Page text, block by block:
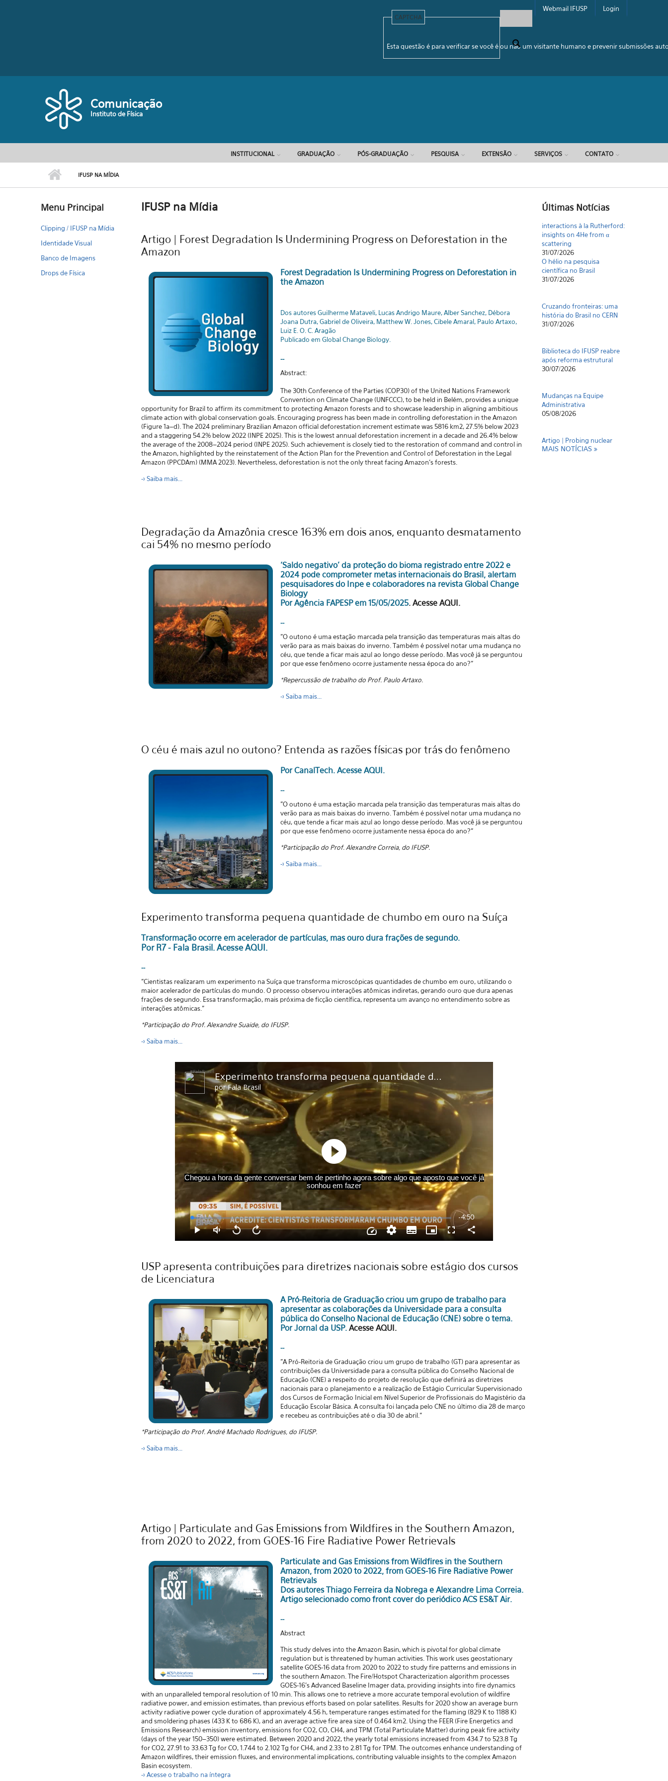
Formulário de busca
CAPTCHA
Esta questão é para verificar se você é ou não um visitante humano e prevenir submissões
Webmail IFUSP Login
Comunicação
Instituto de Física
INSTITUCIONAL GRADUAÇÃO PÓS-GRADUAÇÃO PESQUISA EXTENSÃO SERVIÇOS CONTATO
IFUSP NA MÍDIA
Menu Principal
Clipping / IFUSP na Mídia
Identidade Visual
Banco de Imagens
Drops de Física
IFUSP na Mídia
Artigo | Forest Degradation Is Undermining Progress on Deforestation in the
Amazon
Forest Degradation Is Undermining Progress on Deforestation in
the Amazon
Dos autores Guilherme Mataveli, Lucas Andrigo Maure, Alber Sanchez, Débora
Joana Dutra, Gabriel de Oliveira, Matthew W. Jones, Cibele Amaral, Paulo Artaxo,
Luiz E. O. C. Aragão
Publicado em Global Change Biology.
--
Abstract:
The 30th Conference of the Parties (COP30) of the United Nations Framework
Convention on Climate Change (UNFCCC), to be held in Belém, provides a unique
opportunity for Brazil to affirm its commitment to protecting Amazon forests and to showcase leadership in aligning ambitious
climate action with global conservation goals. Encouraging progress has been made in controlling deforestation in the Amazon
(Figure 1a–d). The 2024 preliminary Brazilian Amazon official deforestation increment estimate was 5816 km2, 27.5% below 2023
and a staggering 54.2% below 2022 (INPE 2025). This is the lowest annual deforestation increment in a decade and 26.4% below
the average of the 2008–2024 period (INPE 2025). Such achievement is closely tied to the restoration of command and control in
the Amazon, highlighted by the reinstatement of the Action Plan for the Prevention and Control of Deforestation in the Legal
Amazon (PPCDAm) (MMA 2023). Nevertheless, deforestation is not the only threat facing Amazon's forests.
-> Saiba mais...
Degradação da Amazônia cresce 163% em dois anos, enquanto desmatamento
cai 54% no mesmo período
‘Saldo negativo’ da proteção do bioma registrado entre 2022 e
2024 pode comprometer metas internacionais do Brasil, alertam
pesquisadores do Inpe e colaboradores na revista Global Change
Biology
Por Agência FAPESP em 15/05/2025. Acesse AQUI.
--
"O outono é uma estação marcada pela transição das temperaturas mais altas do
verão para as mais baixas do inverno. Também é possível notar uma mudança no
céu, que tende a ficar mais azul ao longo desse período. Mas você já se perguntou
por que esse fenômeno ocorre justamente nessa época do ano?"
*Repercussão de trabalho do Prof. Paulo Artaxo.
-> Saiba mais...
O céu é mais azul no outono? Entenda as razões físicas por trás do fenômeno
Por CanalTech. Acesse AQUI.
--
"O outono é uma estação marcada pela transição das temperaturas mais altas do
verão para as mais baixas do inverno. Também é possível notar uma mudança no
céu, que tende a ficar mais azul ao longo desse período. Mas você já se perguntou
por que esse fenômeno ocorre justamente nessa época do ano?"
*Participação do Prof. Alexandre Correia, do IFUSP.
-> Saiba mais...
Experimento transforma pequena quantidade de chumbo em ouro na Suíça
Transformação ocorre em acelerador de partículas, mas ouro dura frações de segundo.
Por R7 - Fala Brasil.Acesse AQUI.
--
"Cientistas realizaram um experimento na Suíça que transforma microscópicas quantidades de chumbo em ouro, utilizando o
maior acelerador de partículas do mundo. O processo observou interações atômicas indiretas, gerando ouro que dura apenas
frações de segundo. Essa transformação, mais próxima de ficção científica, representa um avanço no entendimento sobre as
interações atômicas."
*Participação do Prof. Alexandre Suaide, do IFUSP.
-> Saiba mais...
USP apresenta contribuições para diretrizes nacionais sobre estágio dos cursos
de Licenciatura
A Pró-Reitoria de Graduação criou um grupo de trabalho para
apresentar as colaborações da Universidade para a consulta
pública do Conselho Nacional de Educação (CNE) sobre o tema.
Por Jornal da USP. Acesse AQUI.
--
"A Pró-Reitoria de Graduação criou um grupo de trabalho (GT) para apresentar as
contribuições da Universidade para a consulta pública do Conselho Nacional de
Educação (CNE) a respeito do projeto de resolução que definirá as diretrizes
nacionais para o planejamento e a realização de Estágio Curricular Supervisionado
dos Cursos de Formação Inicial em Nível Superior de Profissionais do Magistério da
Educação Escolar Básica. A consulta foi lançada pelo CNE no último dia 28 de março
e recebeu as contribuições até o dia 30 de abril."
*Participação do Prof. André Machado Rodrigues, do IFUSP.
-> Saiba mais...
Artigo | Particulate and Gas Emissions from Wildfires in the Southern Amazon,
from 2020 to 2022, from GOES-16 Fire Radiative Power Retrievals
Particulate and Gas Emissions from Wildfires in the Southern
Amazon, from 2020 to 2022, from GOES-16 Fire Radiative Power
Retrievals
Dos autores Thiago Ferreira da Nobrega e Alexandre Lima Correia.
Artigo selecionado como front cover do periódico ACS ES&T Air.
--
Abstract
This study delves into the Amazon Basin, which is pivotal for global climate
regulation but is threatened by human activities. This work uses geostationary
satellite GOES-16 data from 2020 to 2022 to study fire patterns and emissions in
the southern Amazon. The Fire/Hotspot Characterization algorithm processes
GOES-16’s Advanced Baseline Imager data, providing insights into fire dynamics
with an unparalleled temporal resolution of 10 min. This allows one to retrieve a more accurate temporal evolution of wildfire
radiative power, and emission estimates, than previous efforts based on polar satellites. Results for 2020 show an average burn
activity radiative power cycle duration of approximately 4.56 h, temperature ranges estimated for the flaming (829 K to 1188 K)
and smoldering phases (433 K to 686 K), and an average active fire area size of 0.464 km2. Using the FEER (Fire Energetics and
Emissions Research) emission inventory, emissions for CO2, CO, CH4, and TPM (Total Particulate Matter) during peak fire activity
(days of the year 150–350) were estimated. Between 2020 and 2022, the yearly total emissions increased from 434.7 to 523.8 Tg
for CO2, 27.91 to 33.63 Tg for CO, 1.744 to 2.102 Tg for CH4, and 2.33 to 2.81 Tg for TPM. The outcomes enhance understanding of
Amazon wildfires, their emission fluxes, and environmental implications, contributing valuable insights to the complex Amazon
Basin ecosystem.
-> Acesse o trabalho na íntegra
Últimas Notícias
O hélio na pesquisa
científica no Brasil
31/07/2026
Cruzando fronteiras: uma
história do Brasil no CERN
Biblioteca do IFUSP reabre
após reforma estrutural
Mudanças na Equipe
Administrativa
Artigo | Probing nuclear
interactions à la Rutherford:
31/07/2026
MAIS NOTÍCIAS